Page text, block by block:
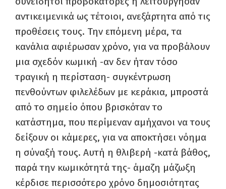
αντικειμενικά ως τέτοιοι, ανεξάρτητα από τις
προθέσεις τους. Την επόμενη μέρα, τα
κανάλια αφιέρωσαν χρόνο, για να προβάλουν
μια σχεδόν κωμική -αν δεν ήταν τόσο
τραγική η περίσταση- συγκέντρωση
πενθούντων φιλελέδων με κεράκια, μπροστά
από το σημείο όπου βρισκόταν το
κατάστημα, που περίμεναν αμήχανοι να τους
δείξουν οι κάμερες, για να αποκτήσει νόημα
η σύναξή τους. Αυτή η θλιβερή -κατά βάθος,
παρά την κωμικότητά της- άμαζη μάζωξη
κέρδισε περισσότερο χρόνο δημοσιότητας